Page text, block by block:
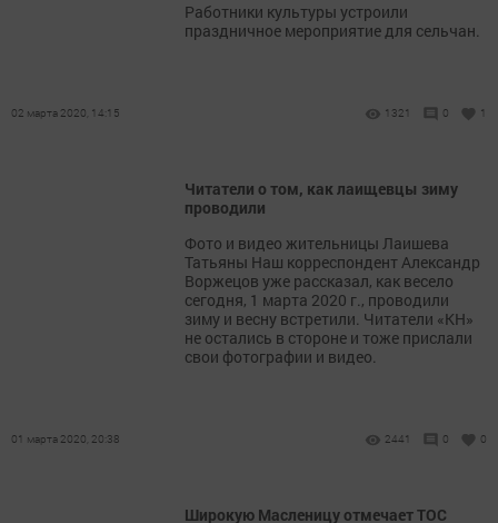
Работники культуры устроили
праздничное мероприятие для сельчан.
02 марта 2020, 14:15 1321 0 1
Читатели о том, как лаищевцы зиму
проводили
Фото и видео жительницы Лаишева
Татьяны Наш корреспондент Александр
Воржецов уже рассказал, как весело
сегодня, 1 марта 2020 г., проводили
зиму и весну встретили. Читатели «КН»
не остались в стороне и тоже прислали
свои фотографии и видео.
01 марта 2020, 20:38 2441 0 0
Широкую Масленицу отмечает ТОС